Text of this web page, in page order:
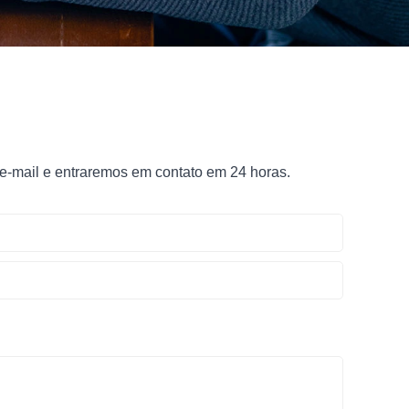
mail e entraremos em contato em 24 horas.